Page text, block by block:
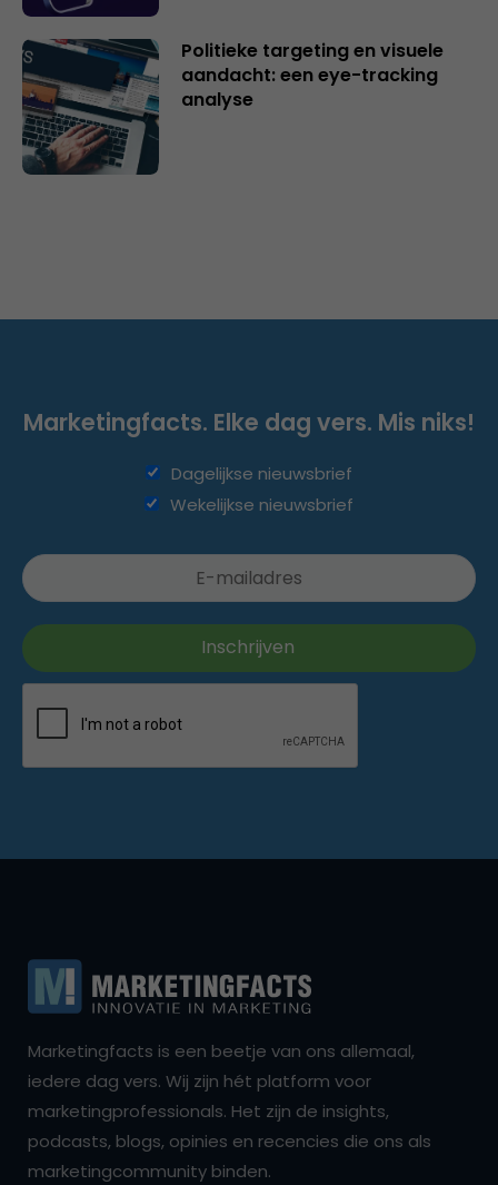
Politieke targeting en visuele
aandacht: een eye-tracking
analyse
Marketingfacts. Elke dag vers. Mis niks!
Dagelijkse nieuwsbrief
Wekelijkse nieuwsbrief
Marketingfacts is een beetje van ons allemaal,
iedere dag vers. Wij zijn hét platform voor
marketingprofessionals. Het zijn de insights,
podcasts, blogs, opinies en recencies die ons als
marketingcommunity binden.